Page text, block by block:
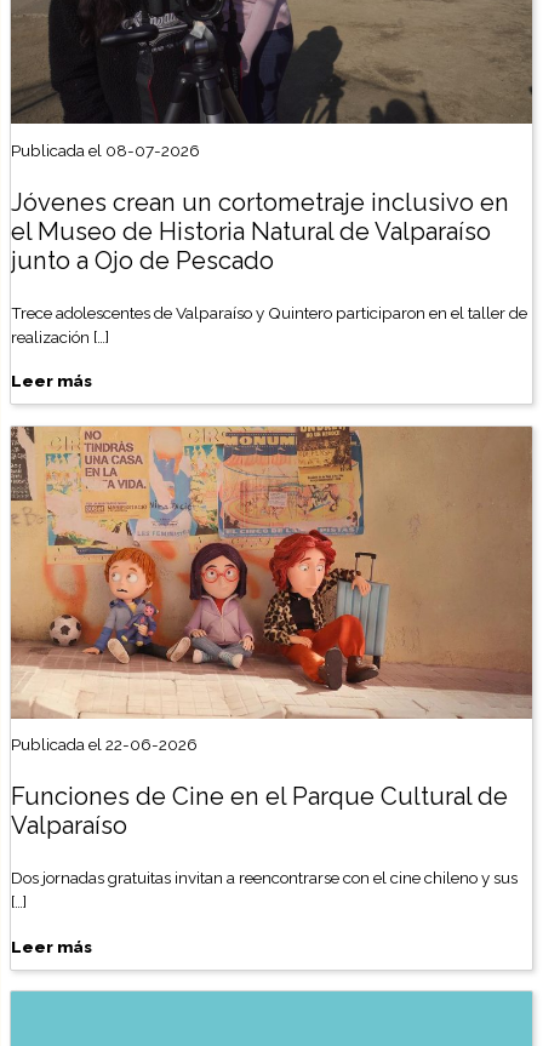
Publicada el 08-07-2026
Jóvenes crean un cortometraje inclusivo en
el Museo de Historia Natural de Valparaíso
junto a Ojo de Pescado
Trece adolescentes de Valparaíso y Quintero participaron en el taller de
realización […]
Leer más
Publicada el 22-06-2026
Funciones de Cine en el Parque Cultural de
Valparaíso
Dos jornadas gratuitas invitan a reencontrarse con el cine chileno y sus
[…]
Leer más